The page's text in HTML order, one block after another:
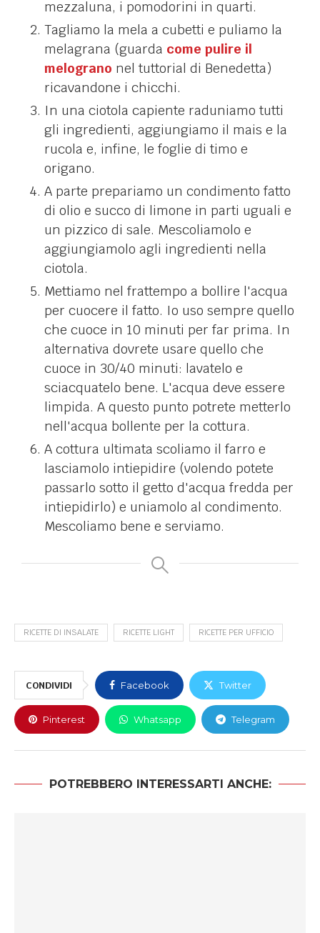
mezzaluna, i pomodorini in quarti.
Tagliamo la mela a cubetti e puliamo la
melagrana (guarda come pulire il
melograno nel tuttorial di Benedetta)
ricavandone i chicchi.
In una ciotola capiente raduniamo tutti
gli ingredienti, aggiungiamo il mais e la
rucola e, infine, le foglie di timo e
origano.
A parte prepariamo un condimento fatto
di olio e succo di limone in parti uguali e
un pizzico di sale. Mescoliamolo e
aggiungiamolo agli ingredienti nella
ciotola.
Mettiamo nel frattempo a bollire l'acqua
per cuocere il fatto. Io uso sempre quello
che cuoce in 10 minuti per far prima. In
alternativa dovrete usare quello che
cuoce in 30/40 minuti: lavatelo e
sciacquatelo bene. L'acqua deve essere
limpida. A questo punto potrete metterlo
nell'acqua bollente per la cottura.
A cottura ultimata scoliamo il farro e
lasciamolo intiepidire (volendo potete
passarlo sotto il getto d'acqua fredda per
intiepidirlo) e uniamolo al condimento.
Mescoliamo bene e serviamo.
RICETTE DI INSALATE RICETTE LIGHT RICETTE PER UFFICIO
CONDIVIDI Facebook Twitter
Pinterest Whatsapp Telegram
POTREBBERO INTERESSARTI ANCHE: